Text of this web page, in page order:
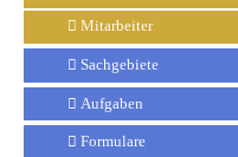
Mitarbeiter
Sachgebiete
Aufgaben
Formulare